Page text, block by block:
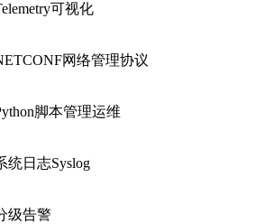
可视化
网络管理协议
脚本管理运维
统日志Syslog
级告警